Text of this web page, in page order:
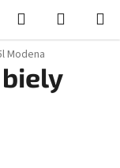
Hľadať
KOŠÍK
Modena